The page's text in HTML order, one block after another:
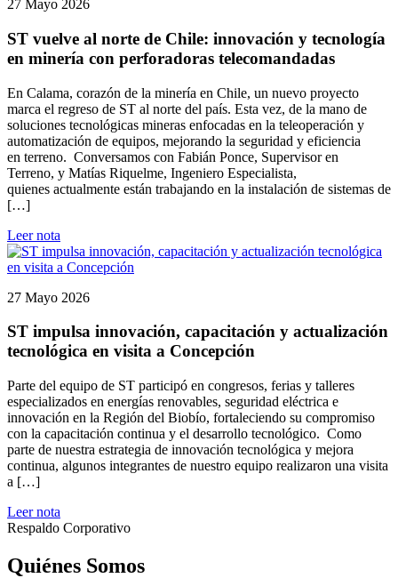
27 Mayo 2026
ST vuelve al norte de Chile: innovación y tecnología
en minería con perforadoras telecomandadas
En Calama, corazón de la minería en Chile, un nuevo proyecto
marca el regreso de ST al norte del país. Esta vez, de la mano de
soluciones tecnológicas mineras enfocadas en la teleoperación y
automatización de equipos, mejorando la seguridad y eficiencia
en terreno. Conversamos con Fabián Ponce, Supervisor en
Terreno, y Matías Riquelme, Ingeniero Especialista,
quienes actualmente están trabajando en la instalación de sistemas de
[…]
Leer nota
27 Mayo 2026
ST impulsa innovación, capacitación y actualización
tecnológica en visita a Concepción
Parte del equipo de ST participó en congresos, ferias y talleres
especializados en energías renovables, seguridad eléctrica e
innovación en la Región del Biobío, fortaleciendo su compromiso
con la capacitación continua y el desarrollo tecnológico. Como
parte de nuestra estrategia de innovación tecnológica y mejora
continua, algunos integrantes de nuestro equipo realizaron una visita
a […]
Leer nota
Respaldo Corporativo
Quiénes Somos